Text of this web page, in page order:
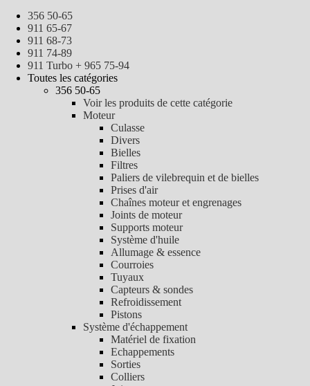
356 50-65
911 65-67
911 68-73
911 74-89
911 Turbo + 965 75-94
Toutes les catégories
356 50-65
Voir les produits de cette catégorie
Moteur
Culasse
Divers
Bielles
Filtres
Paliers de vilebrequin et de bielles
Prises d'air
Chaînes moteur et engrenages
Joints de moteur
Supports moteur
Système d'huile
Allumage & essence
Courroies
Tuyaux
Capteurs & sondes
Refroidissement
Pistons
Système d'échappement
Matériel de fixation
Echappements
Sorties
Colliers